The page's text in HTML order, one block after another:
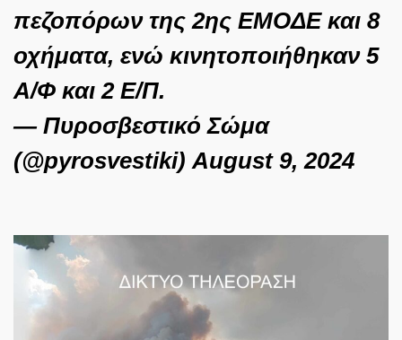
πεζοπόρων της 2ης ΕΜΟΔΕ και 8
οχήματα, ενώ κινητοποιήθηκαν 5
Α/Φ και 2 Ε/Π.
— Πυροσβεστικό Σώμα
(@pyrosvestiki) August 9, 2024